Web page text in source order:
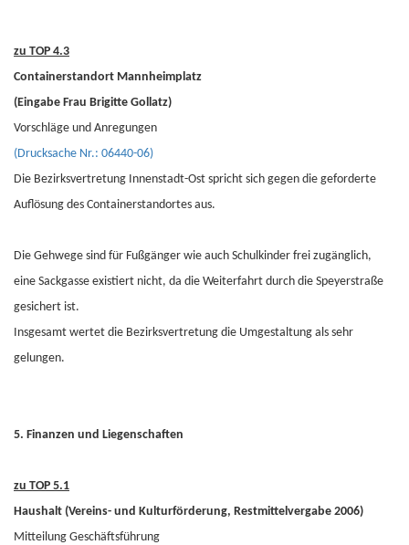
zu TOP 4.3
Containerstandort Mannheimplatz
(Eingabe Frau Brigitte Gollatz)
Vorschläge und Anregungen
(Drucksache Nr.: 06440-06)
Die Bezirksvertretung Innenstadt-Ost spricht sich gegen die geforderte
Auflösung des Containerstandortes aus.
Die Gehwege sind für Fußgänger wie auch Schulkinder frei zugänglich,
eine Sackgasse existiert nicht, da die Weiterfahrt durch die Speyerstraße
gesichert ist.
Insgesamt wertet die Bezirksvertretung die Umgestaltung als sehr
gelungen.
5. Finanzen und Liegenschaften
zu TOP 5.1
Haushalt (Vereins- und Kulturförderung, Restmittelvergabe 2006)
Mitteilung Geschäftsführung